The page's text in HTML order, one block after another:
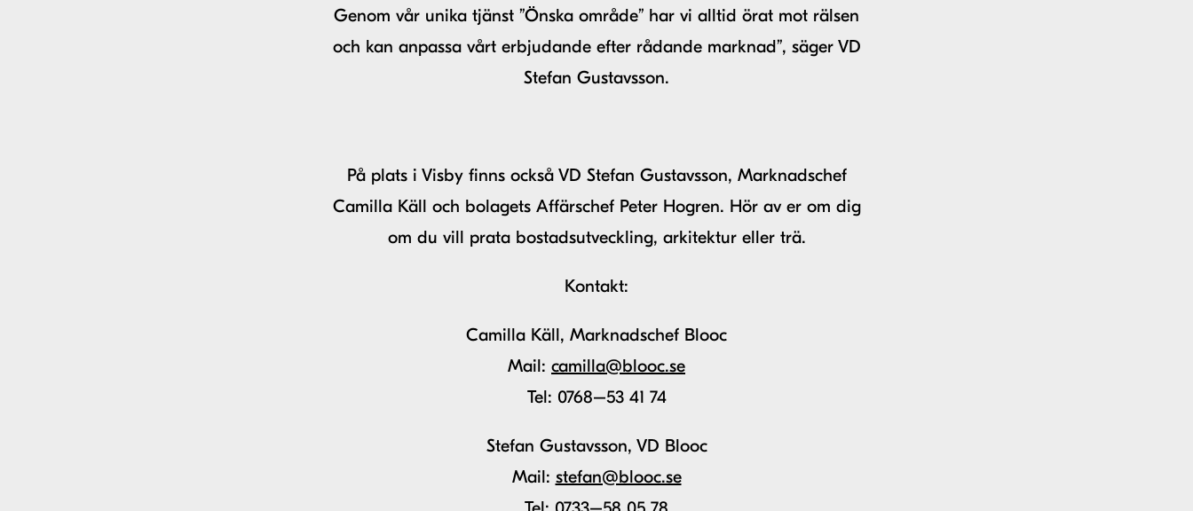
Genom vår unika tjänst ”Önska område” har vi alltid örat mot rälsen
och kan anpassa vårt erbjudande efter rådande marknad”, säger VD
Stefan Gustavsson.
På plats i Visby finns också VD Stefan Gustavsson, Marknadschef
Camilla Käll och bolagets Affärschef Peter Hogren. Hör av er om dig
om du vill prata bostadsutveckling, arkitektur eller trä.
Kontakt:
Camilla Käll, Marknadschef Blooc
Mail: camilla@blooc.se
Tel: 0768–53 41 74
Stefan Gustavsson, VD Blooc
Mail: stefan@blooc.se